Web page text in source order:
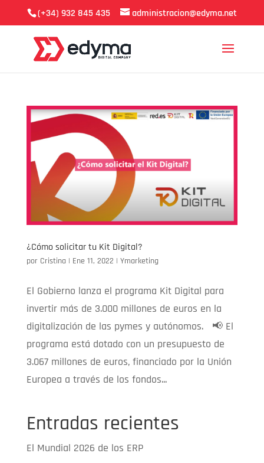
(+34) 932 845 435 administracion@edyma.net
¿Cómo solicitar tu Kit Digital?
por Cristina | Ene 11, 2022 | Ymarketing
El Gobierno lanza el programa Kit Digital para
invertir más de 3.000 millones de euros en la
digitalización de las pymes y autónomos. 📢 El
programa está dotado con un presupuesto de
3.067 millones de euros, financiado por la Unión
Europea a través de los fondos...
Entradas recientes
El Mundial 2026 de los ERP